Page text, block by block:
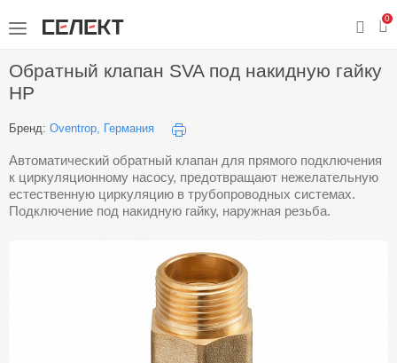
0
Обратный клапан SVA под накидную гайку
НР
Бренд: Oventrop, Германия
Автоматический обратный клапан для прямого подключения
к циркуляционному насосу, предотвращают нежелательную
естественную циркуляцию в трубопроводных системах.
Подключение под накидную гайку, наружная резьба.